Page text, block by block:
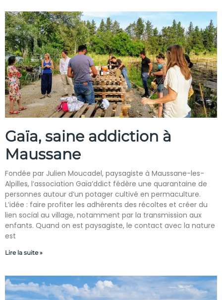
Gaïa, saine addiction à
Maussane
Fondée par Julien Moucadel, paysagiste à Maussane-les-
Alpilles, l’association Gaïa’ddict fédère une quarantaine de
personnes autour d’un potager cultivé en permaculture.
L’idée : faire profiter les adhérents des récoltes et créer du
lien social au village, notamment par la transmission aux
enfants. Quand on est paysagiste, le contact avec la nature
est
Lire la suite »